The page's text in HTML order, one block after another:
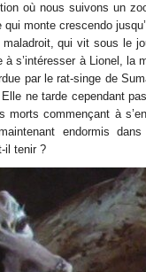
où nous suivons un
monte crescendo
qui vit sous le
s’intéresser à Lionel, la
par le rat-singe de
ne tarde cependant
morts commençant à
endormis
il tenir ?